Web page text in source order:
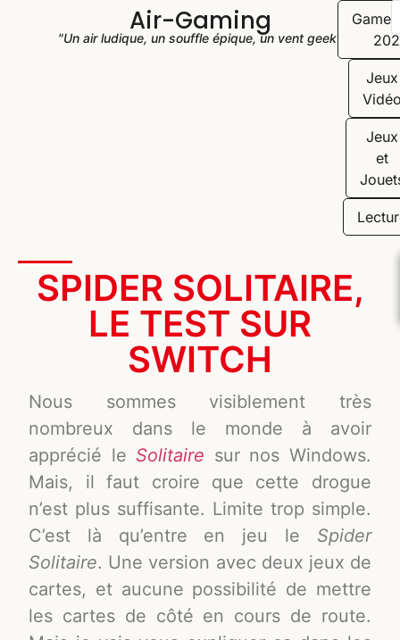
Air-Gaming
"Un air ludique, un souffle épique, un vent geek"
Jeux
Jeux
et
SPIDER SOLITAIRE,
LE TEST SUR
SWITCH
Nous sommes visiblement très
nombreux dans le monde à avoir
apprécié le Solitaire sur nos Windows.
Mais, il faut croire que cette drogue
n’est plus suffisante. Limite trop simple.
C’est là qu’entre en jeu le Spider
Solitaire. Une version avec deux jeux de
cartes, et aucune possibilité de mettre
les cartes de côté en cours de route.